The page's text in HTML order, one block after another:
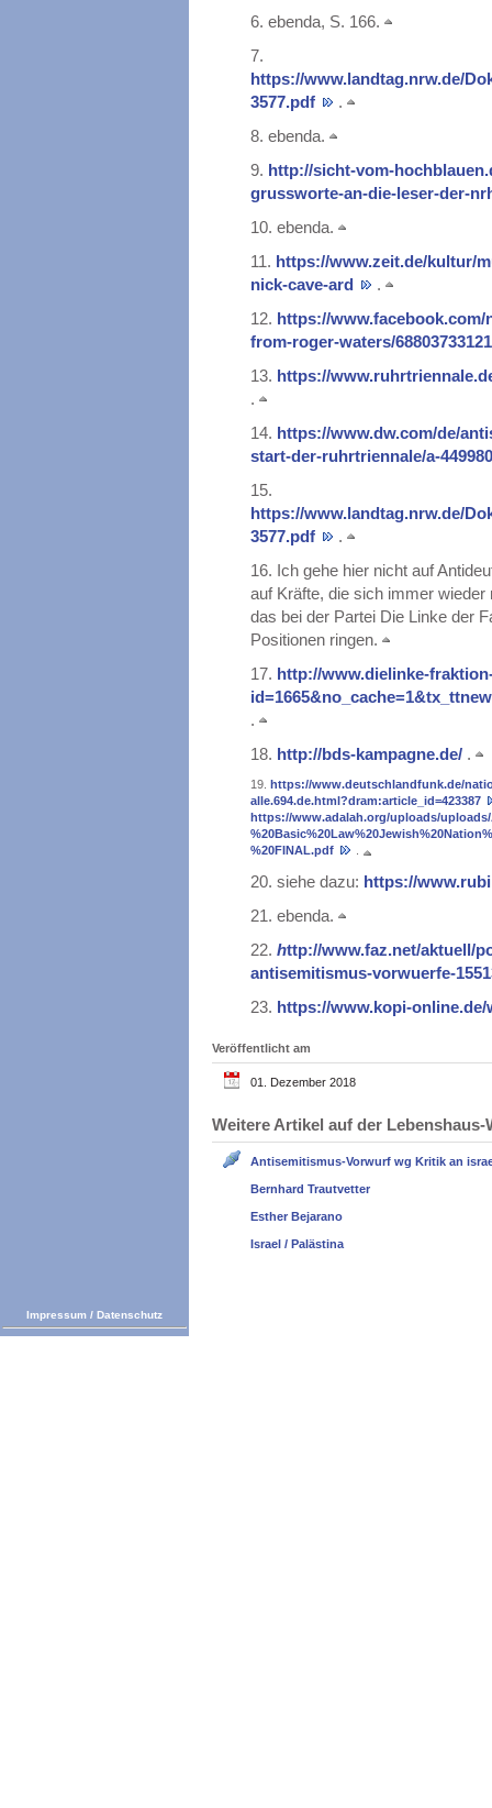
6. ebenda, S. 166.
7.
https://www.landtag.nrw.de/
3577.pdf
.
8. ebenda.
9. http://sicht-vom-
grussworte-an-die-leser-der-
10. ebenda.
11. https://www.zeit.de/kultur/
nick-cave-ard
.
12. https://
from-roger-waters/
13. https://
.
14. https://www.dw.com/de/
start-der-ruhrtriennale/a-
15.
https://www.landtag.nrw.de/
3577.pdf
.
16. Ich gehe hier nicht auf
auf Kräfte, die sich immer
das bei der Partei Die Linke der
Positionen ringen.
17. http://www.dielinke-
.
18. http://bds-kampagne.de/ .
19. https://www.deutschlandfunk.de/
alle.694.de.html?dram:article_id=423387
https://www.adalah.org/uploads/uploads/
%20FINAL.pdf
20. siehe dazu: https://
21. ebenda.
22. http://www.faz.net/aktuell/
antisemitismus-vorwuerfe-
23. https://www.kopi-
Veröffentlicht am
01. Dezember 2018
Weitere Artikel auf der
Antisemitismus-Vorwurf wg Kritik an
Bernhard Trautvetter
Esther Bejarano
Israel / Palästina
Impressum / Datenschutz